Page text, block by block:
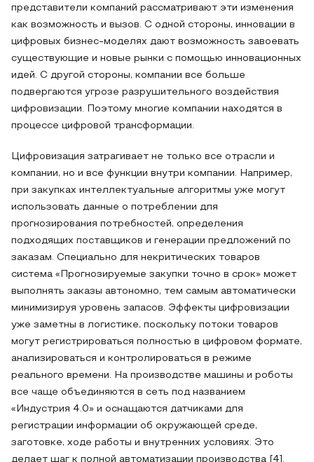
представители компаний рассматривают эти изменения
как возможность и вызов. С одной стороны, инновации в
цифровых бизнес-моделях дают возможность завоевать
существующие и новые рынки с помощью инновационных
идей. С другой стороны, компании все больше
подвергаются угрозе разрушительного воздействия
цифровизации. Поэтому многие компании находятся в
процессе цифровой трансформации.
Цифровизация затрагивает не только все отрасли и
компании, но и все функции внутри компании. Например,
при закупках интеллектуальные алгоритмы уже могут
использовать данные о потреблении для
прогнозирования потребностей, определения
подходящих поставщиков и генерации предложений по
заказам. Специально для некритических товаров
система «Прогнозируемые закупки точно в срок» может
выполнять заказы автономно, тем самым автоматически
минимизируя уровень запасов. Эффекты цифровизации
уже заметны в логистике, поскольку потоки товаров
могут регистрироваться полностью в цифровом формате,
анализироваться и контролироваться в режиме
реального времени. На производстве машины и роботы
все чаще объединяются в сеть под названием
«Индустрия 4.0» и оснащаются датчиками для
регистрации информации об окружающей среде,
заготовке, ходе работы и внутренних условиях. Это
делает шаг к полной автоматизации производства [4].